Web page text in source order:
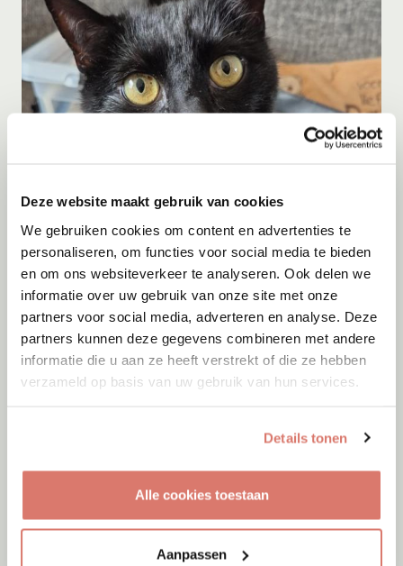
Deze website maakt gebruik van cookies
We gebruiken cookies om content en advertenties te
personaliseren, om functies voor social media te bieden
en om ons websiteverkeer te analyseren. Ook delen we
informatie over uw gebruik van onze site met onze
partners voor social media, adverteren en analyse. Deze
partners kunnen deze gegevens combineren met andere
informatie die u aan ze heeft verstrekt of die ze hebben
verzameld op basis van uw gebruik van hun services.
Details tonen
Alle cookies toestaan
Aanpassen
Adoptie06-08-2026
Shiva